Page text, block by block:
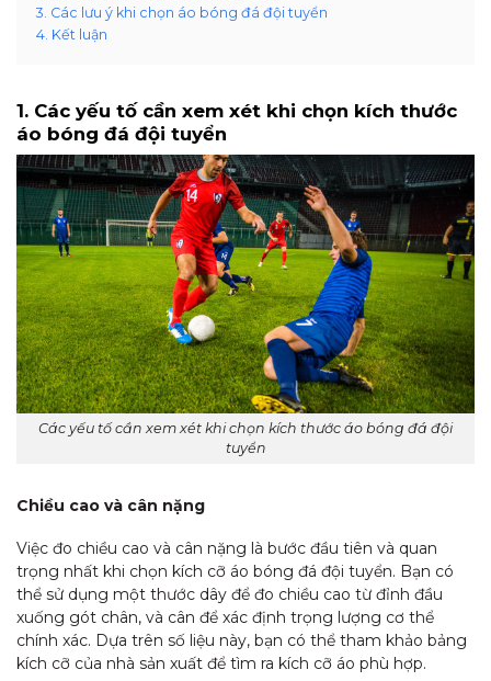
3. Các lưu ý khi chọn áo bóng đá đội tuyển
4. Kết luận
1. Các yếu tố cần xem xét khi chọn kích thước
áo bóng đá đội tuyển
Các yếu tố cần xem xét khi chọn kích thước áo bóng đá đội
tuyển
Chiều cao và cân nặng
Việc đo chiều cao và cân nặng là bước đầu tiên và quan
trọng nhất khi chọn kích cỡ áo bóng đá đội tuyển. Bạn có
thể sử dụng một thước dây để đo chiều cao từ đỉnh đầu
xuống gót chân, và cân để xác định trọng lượng cơ thể
chính xác. Dựa trên số liệu này, bạn có thể tham khảo bảng
kích cỡ của nhà sản xuất để tìm ra kích cỡ áo phù hợp.